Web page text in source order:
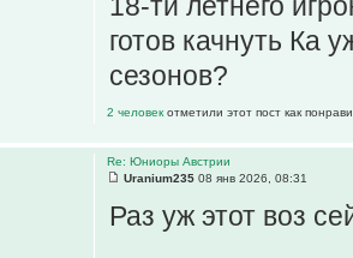
готов качнуть Ка
сезонов?
2 человек отметили этот пост как
Re: Юниоры Австрии
Uranium235 08 янв 2026, 08:31
Раз уж этот воз